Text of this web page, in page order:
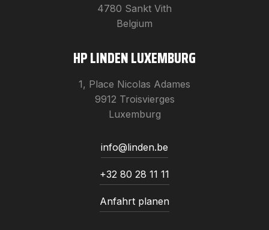
4780 Sankt Vith
Belgium
HP LINDEN LUXEMBURG
1, Place Nicolas Adames
9912 Troisvierges
Luxemburg
info@linden.be
+32 80 28 11 11
Anfahrt planen